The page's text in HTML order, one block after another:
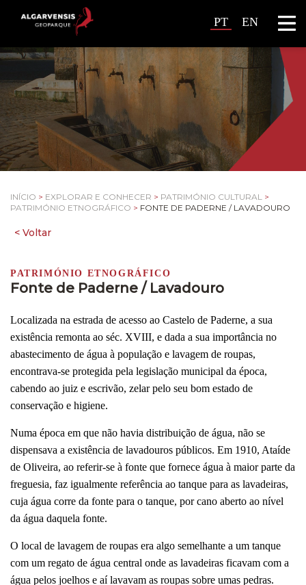
PT EN
INÍCIO > EXPLORAR E CONHECER > PATRIMÓNIO CULTURAL >
PATRIMÓNIO ETNOGRÁFICO > FONTE DE PADERNE / LAVADOURO
PATRIMÓNIO ETNOGRÁFICO
Fonte de Paderne / Lavadouro
Localizada na estrada de acesso ao Castelo de Paderne, a sua
existência remonta ao séc. XVIII, e dada a sua importância no
abastecimento de água à população e lavagem de roupas,
encontrava-se protegida pela legislação municipal da época,
cabendo ao juiz e escrivão, zelar pelo seu bom estado de
conservação e higiene.
Numa época em que não havia distribuição de água, não se
dispensava a existência de lavadouros públicos. Em 1910, Ataíde
de Oliveira, ao referir-se à fonte que fornece água à maior parte da
freguesia, faz igualmente referência ao tanque para as lavadeiras,
cuja água corre da fonte para o tanque, por cano aberto ao nível
da água daquela fonte.
O local de lavagem de roupas era algo semelhante a um tanque
com um regato de água central onde as lavadeiras ficavam com a
água pelos joelhos e aí lavavam as roupas sobre umas pedras.